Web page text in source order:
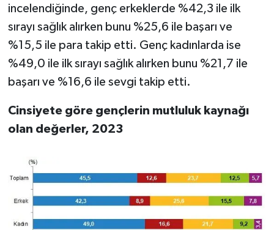
incelendiğinde, genç erkeklerde %42,3 ile ilk
sırayı sağlık alırken bunu %25,6 ile başarı ve
%15,5 ile para takip etti. Genç kadınlarda ise
%49,0 ile ilk sırayı sağlık alırken bunu %21,7 ile
başarı ve %16,6 ile sevgi takip etti.
Cinsiyete göre gençlerin mutluluk kaynağı
olan değerler, 2023